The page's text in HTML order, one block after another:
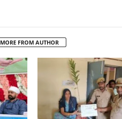
MORE FROM AUTHOR